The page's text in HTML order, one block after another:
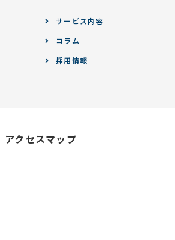
サービス内容
コラム
採用情報
アクセスマップ